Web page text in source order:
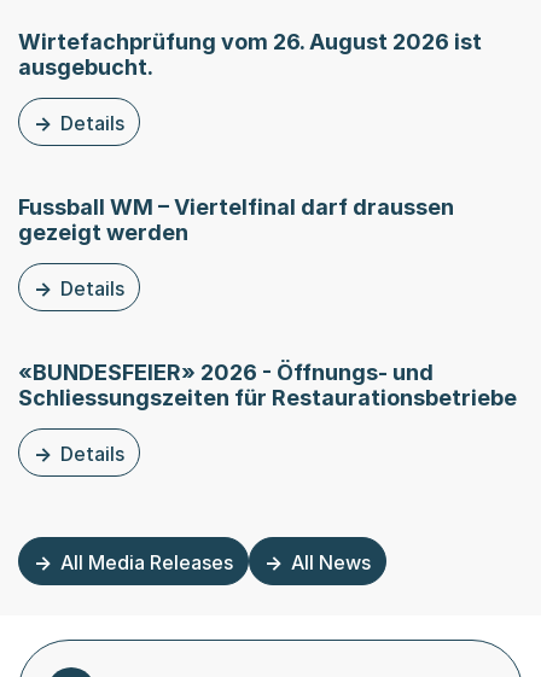
Wirtefachprüfung vom 26. August 2026 ist
ausgebucht.
Details
zu dieser News: Wirtefachprüfung vom 26. August
Fussball WM – Viertelfinal darf draussen
gezeigt werden
Details
to this Media Release: Fussball WM – Viertelfinal darf
«BUNDESFEIER» 2026 - Öffnungs- und
Schliessungszeiten für Restaurationsbetriebe
Details
zu dieser News: «BUNDESFEIER» 2026 - Öffnungs-
All Media Releases All News